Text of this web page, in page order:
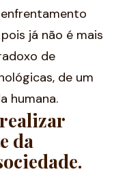
já não é mais
de
de um
humana.
da